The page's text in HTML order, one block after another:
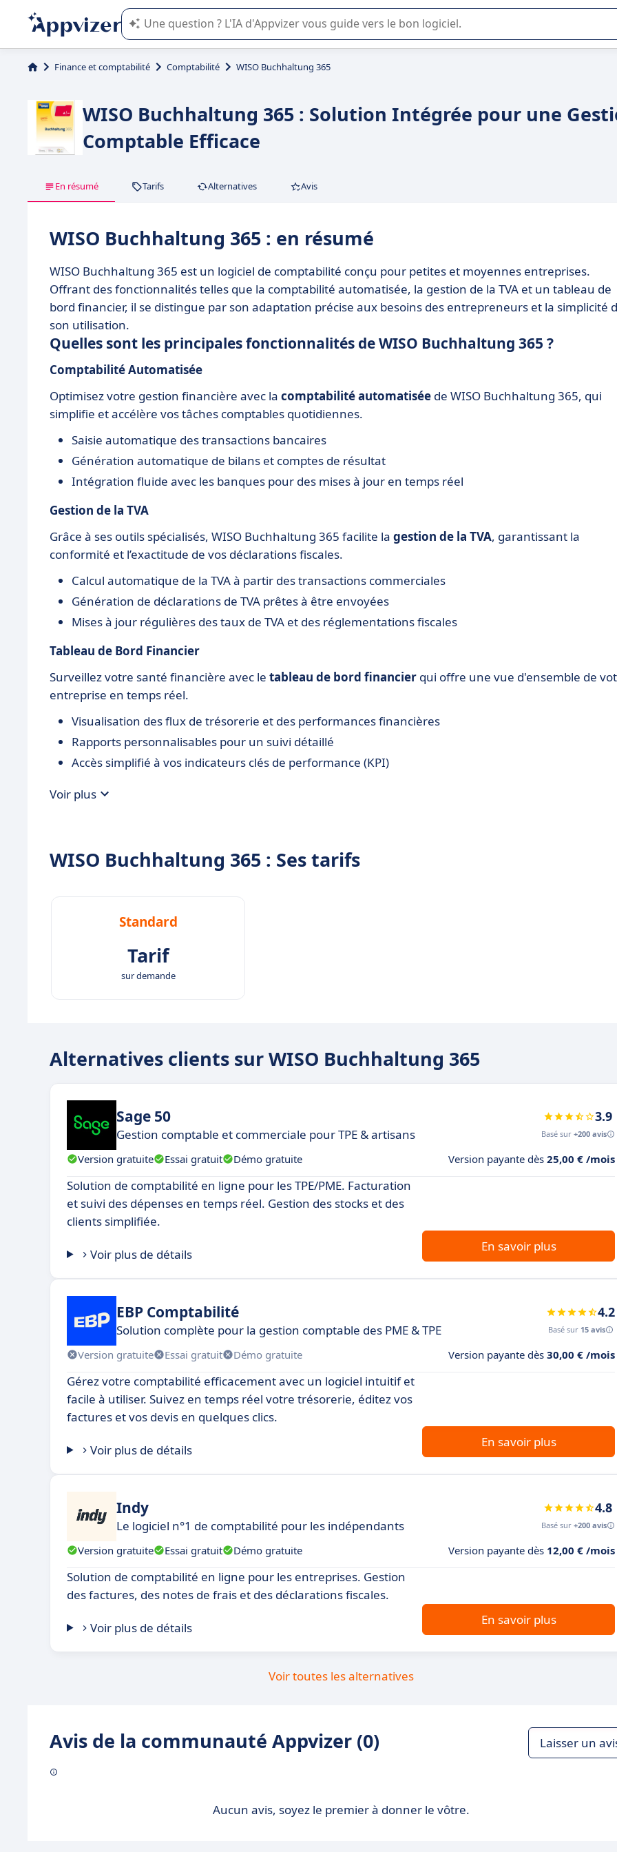
L'IA de Appvizer vous guide dans l'utilisation ou la sélection de logiciel SaaS en entreprise.
Finance et comptabilité Comptabilité WISO Buchhaltung 365
WISO Buchhaltung 365 : Solution Intégrée pour une
Comptable Efficace
En résumé Tarifs Alternatives Avis
WISO Buchhaltung 365 : en résumé
WISO Buchhaltung 365 est un logiciel de comptabilité conçu pour petites et moyennes entreprises.
Offrant des fonctionnalités telles que la comptabilité automatisée, la gestion de la TVA et un tableau de
bord financier, il se distingue par son adaptation précise aux besoins des entrepreneurs et la simplicité
son utilisation.
Quelles sont les principales fonctionnalités de WISO Buchhaltung 365 ?
Comptabilité Automatisée
Optimisez votre gestion financière avec la comptabilité automatisée de WISO Buchhaltung 365, qui
simplifie et accélère vos tâches comptables quotidiennes.
Saisie automatique des transactions bancaires
Génération automatique de bilans et comptes de résultat
Intégration fluide avec les banques pour des mises à jour en temps réel
Gestion de la TVA
Grâce à ses outils spécialisés, WISO Buchhaltung 365 facilite la gestion de la TVA, garantissant la
conformité et l’exactitude de vos déclarations fiscales.
Calcul automatique de la TVA à partir des transactions commerciales
Génération de déclarations de TVA prêtes à être envoyées
Mises à jour régulières des taux de TVA et des réglementations fiscales
Tableau de Bord Financier
Surveillez votre santé financière avec le tableau de bord financier qui offre une vue d'ensemble de
entreprise en temps réel.
Visualisation des flux de trésorerie et des performances financières
Rapports personnalisables pour un suivi détaillé
Accès simplifié à vos indicateurs clés de performance (KPI)
Voir plus
WISO Buchhaltung 365 : Ses tarifs
Standard
Tarif
sur demande
Alternatives clients sur WISO Buchhaltung 365
Sage 50
Gestion comptable et commerciale pour TPE & artisans
3.9
Basé sur +200 avis
Version gratuite Essai gratuit Démo gratuite Version payante dès 25,00 € /mois
Solution de comptabilité en ligne pour les TPE/PME. Facturation
et suivi des dépenses en temps réel. Gestion des stocks et des
clients simplifiée.
Voir plus de détails
En savoir plus
EBP Comptabilité
Solution complète pour la gestion comptable des PME & TPE
4.2
Basé sur 15 avis
Version gratuite Essai gratuit Démo gratuite Version payante dès 30,00 € /mois
Gérez votre comptabilité efficacement avec un logiciel intuitif et
facile à utiliser. Suivez en temps réel votre trésorerie, éditez vos
factures et vos devis en quelques clics.
Voir plus de détails
En savoir plus
Indy
Le logiciel n°1 de comptabilité pour les indépendants
4.8
Basé sur +200 avis
Version gratuite Essai gratuit Démo gratuite Version payante dès 12,00 € /mois
Solution de comptabilité en ligne pour les entreprises. Gestion
des factures, des notes de frais et des déclarations fiscales.
Voir plus de détails
En savoir plus
Voir toutes les alternatives
Avis de la communauté Appvizer (0) Laisser un
Aucun avis, soyez le premier à donner le vôtre.